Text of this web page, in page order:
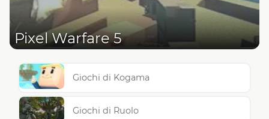
Pixel Warfare 5
Giochi di Kogama
Giochi di Ruolo